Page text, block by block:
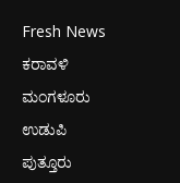
Fresh News
ಕರಾವಳಿ
ಮಂಗಳೂರು
ಉಡುಪಿ
ಪುತ್ತೂರು